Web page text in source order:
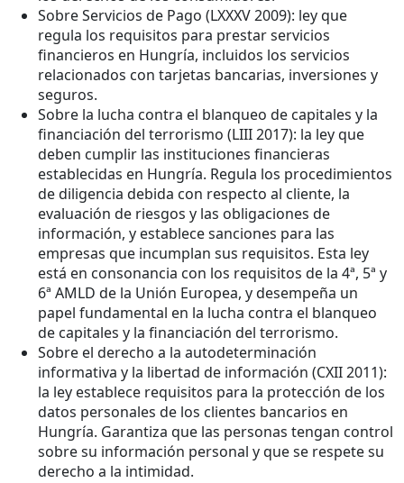
Sobre Servicios de Pago (LXXXV 2009): ley que
regula los requisitos para prestar servicios
financieros en Hungría, incluidos los servicios
relacionados con tarjetas bancarias, inversiones y
seguros.
Sobre la lucha contra el blanqueo de capitales y la
financiación del terrorismo (LIII 2017): la ley que
deben cumplir las instituciones financieras
establecidas en Hungría. Regula los procedimientos
de diligencia debida con respecto al cliente, la
evaluación de riesgos y las obligaciones de
información, y establece sanciones para las
empresas que incumplan sus requisitos. Esta ley
está en consonancia con los requisitos de la 4ª, 5ª y
6ª AMLD de la Unión Europea, y desempeña un
papel fundamental en la lucha contra el blanqueo
de capitales y la financiación del terrorismo.
Sobre el derecho a la autodeterminación
informativa y la libertad de información (CXII 2011):
la ley establece requisitos para la protección de los
datos personales de los clientes bancarios en
Hungría. Garantiza que las personas tengan control
sobre su información personal y que se respete su
derecho a la intimidad.